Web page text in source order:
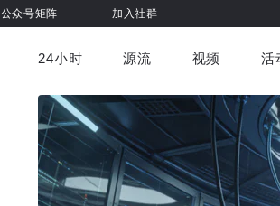
公众号矩阵 加入社群
车与出行 商业消费
健康 书影音
24小时 源流 视频
虎嗅视界 视频
活